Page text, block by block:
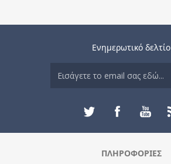
Ενημερωτικό δελτίο
ΠΛΗΡΟΦΟΡΊΕΣ